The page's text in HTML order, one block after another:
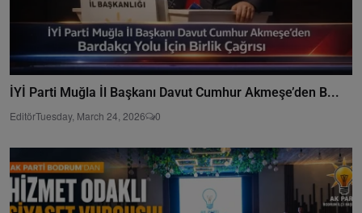
İYİ Parti Muğla İl Başkanı Davut Cumhur Akmeşe’den B...
EditörTuesday, March 24, 2026 0